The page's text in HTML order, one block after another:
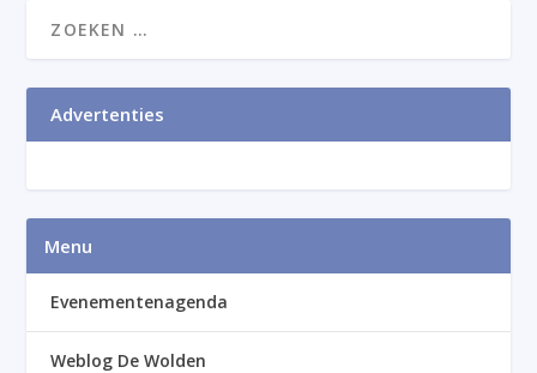
Advertenties
Menu
Evenementenagenda
Weblog De Wolden